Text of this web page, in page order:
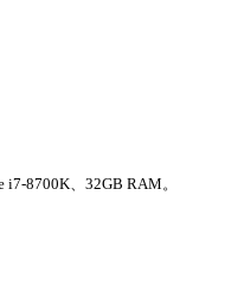
8700K、32GB RAM。